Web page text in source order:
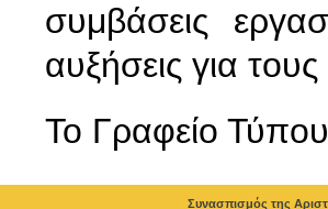
συμβάσεις
αυξήσεις για
To Γραφείο Τύπου
Συνασπισμός της